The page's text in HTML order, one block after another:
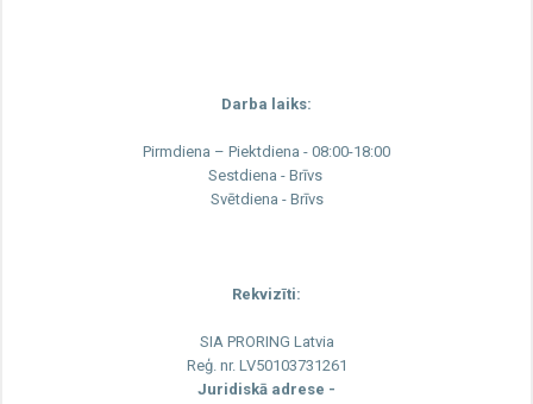
Darba laiks:
Pirmdiena – Piektdiena - 08:00-18:00
Sestdiena - Brīvs
Svētdiena - Brīvs
Rekvizīti:
SIA PRORING Latvia
Reģ. nr. LV50103731261
Juridiskā adrese -